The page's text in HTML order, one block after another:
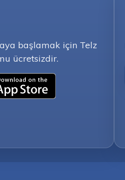
başlamak için Telz
ücretsizdir.